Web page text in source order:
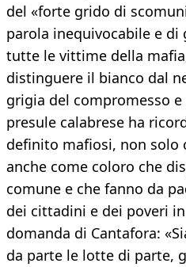
del «forte grido di
parola inequivocabile e
tutte le vittime della
distinguere il bianco dal
grigia del compromesso
presule calabrese ha
definito mafiosi, non solo
anche come coloro che
comune e che fanno da
dei cittadini e dei poveri
domanda di Cantafora:
da parte le lotte di parte,